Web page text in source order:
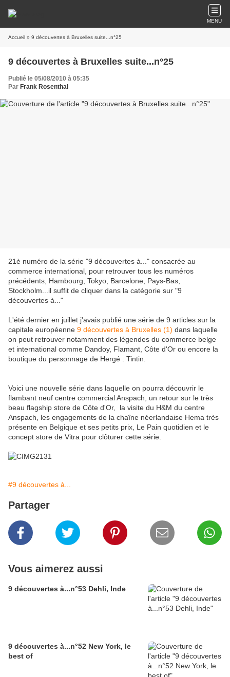
MENU
Accueil » 9 découvertes à Bruxelles suite...n°25
9 découvertes à Bruxelles suite...n°25
Publié le 05/08/2010 à 05:35
Par Frank Rosenthal
21è numéro de la série "9 découvertes à..." consacrée au
commerce international, pour retrouver tous les numéros
précédents, Hambourg, Tokyo, Barcelone, Pays-Bas,
Stockholm...il suffit de cliquer dans la catégorie sur "9
découvertes à..."
L'été dernier en juillet j'avais publié une série de 9 articles sur la
capitale européenne 9 découvertes à Bruxelles (1) dans laquelle
on peut retrouver notamment des légendes du commerce belge
et international comme Dandoy, Flamant, Côte d'Or ou encore la
boutique du personnage de Hergé : Tintin.
Voici une nouvelle série dans laquelle on pourra découvrir le
flambant neuf centre commercial Anspach, un retour sur le très
beau flagship store de Côte d'Or, la visite du H&M du centre
Anspach, les engagements de la chaîne néerlandaise Hema très
présente en Belgique et ses petits prix, Le Pain quotidien et le
concept store de Vitra pour clôturer cette série.
#9 découvertes à...
Partager
Vous aimerez aussi
9 découvertes à...n°53 Dehli, Inde
9 découvertes à...n°52 New York, le
best of